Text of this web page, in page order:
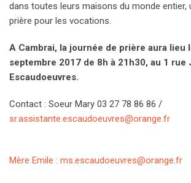
dans toutes leurs maisons du monde entier,
prière pour les vocations.
A Cambrai, la journée de prière aura lieu
septembre 2017 de 8h à 21h30, au 1 rue
Escaudoeuvres.
Contact : Soeur Mary 03 27 78 86 86 /
sr.assistante.escaudoeuvres@orange.fr
Mère Emile : ms.escaudoeuvres@orange.fr